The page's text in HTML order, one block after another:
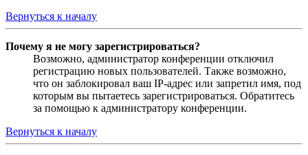
Вернуться к началу
Почему я не могу зарегистрироваться?
Возможно, администратор конференции отключил
регистрацию новых пользователей. Также возможно,
что он заблокировал ваш IP-адрес или запретил имя, под
которым вы пытаетесь зарегистрироваться. Обратитесь
за помощью к администратору конференции.
Вернуться к началу